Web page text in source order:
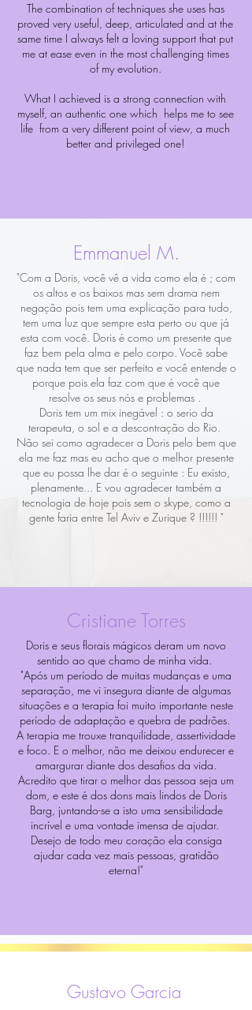
The combination of techniques she uses has
proved very useful, deep, articulated and at the
same time I always felt a loving support that put
me at ease even in the most challenging times
of my evolution.
What I achieved is a strong connection with
myself, an authentic one which helps me to see
life from a very different point of view, a much
better and privileged one!
Emmanuel M.
"Com a Doris, você vê a vida como ela é ; com
os altos e os baixos mas sem drama nem
negação pois tem uma explicação para tudo,
tem uma luz que sempre esta perto ou que já
esta com você. Doris é como um presente que
faz bem pela alma e pelo corpo. Você sabe
que nada tem que ser perfeito e você entende o
porque pois ela faz com que é você que
resolve os seus nós e problemas .
Doris tem um mix inegável : o serio da
terapeuta, o sol e a descontração do Rio.
Não sei como agradecer a Doris pelo bem que
ela me faz mas eu acho que o melhor presente
que eu possa lhe dar é o seguinte : Eu existo,
plenamente... E vou agradecer também a
tecnologia de hoje pois sem o skype, como a
gente faria entre Tel Aviv e Zurique ? !!!!!! "
Cristiane Torres
Doris e seus florais mágicos deram um novo
sentido ao que chamo de minha vida.
"Após um período de muitas mudanças e uma
separação, me vi insegura diante de algumas
situações e a terapia foi muito importante neste
período de adaptação e quebra de padrões.
A terapia me trouxe tranquilidade, assertividade
e foco. E o melhor, não me deixou endurecer e
amargurar diante dos desafios da vida.
Acredito que tirar o melhor das pessoa seja um
dom, e este é dos dons mais lindos de Doris
Barg, juntando-se a isto uma sensibilidade
incrível e uma vontade imensa de ajudar.
Desejo de todo meu coração ela consiga
ajudar cada vez mais pessoas, gratidão
eterna!"
Gustavo Garcia